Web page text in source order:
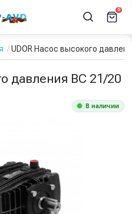
0
UDOR Насос высокого
давления BC 21/20
В наличии